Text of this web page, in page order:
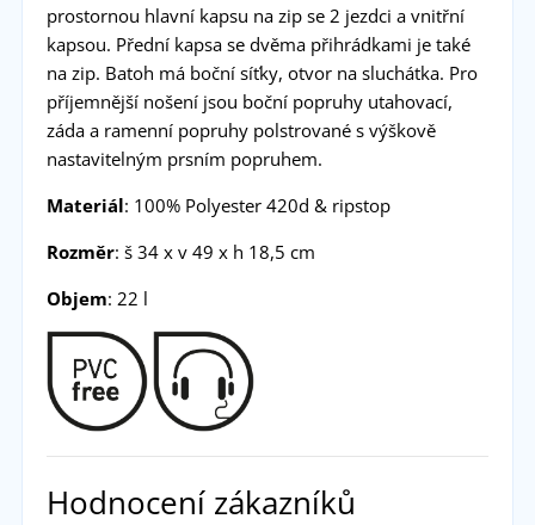
prostornou hlavní kapsu na zip se 2 jezdci a vnitřní
kapsou. Přední kapsa se dvěma přihrádkami je také
na zip. Batoh má boční síťky, otvor na sluchátka. Pro
příjemnější nošení jsou boční popruhy utahovací,
záda a ramenní popruhy polstrované s výškově
nastavitelným prsním popruhem.
Materiál: 100% Polyester 420d & ripstop
Rozměr: š 34 x v 49 x h 18,5 cm
Objem: 22 l
Hodnocení zákazníků